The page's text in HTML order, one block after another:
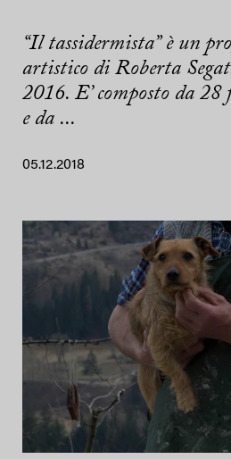
“Il tassidermista” è un
artistico di Roberta
2016. E’ composto da
e da ...
05.12.2018